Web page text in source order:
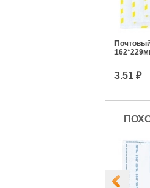
3.51 ₽